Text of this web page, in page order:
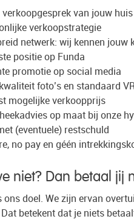
verkoopgesprek van jouw huis
verkoopstrategie
netwerk: wij kennen jouw
positie op Funda
promotie op social media
foto’s en standaard
mogelijke verkoopprijs
op maat bij onze
(eventuele) restschuld
no pay en géén
niet? Dan betaal jij
ons doel. We zijn ervan
betekent dat je niets